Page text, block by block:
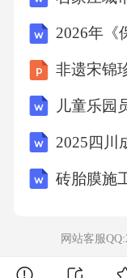
非遗宋锦
儿童乐园
砖胎膜施
网站客服